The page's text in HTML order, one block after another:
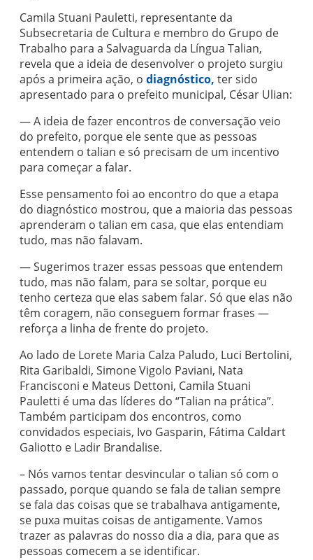
Camila Stuani Pauletti, representante da
Subsecretaria de Cultura e membro do Grupo de
Trabalho para a Salvaguarda da Língua Talian,
revela que a ideia de desenvolver o projeto surgiu
após a primeira ação, o diagnóstico, ter sido
apresentado para o prefeito municipal, César Ulian:
— A ideia de fazer encontros de conversação veio
do prefeito, porque ele sente que as pessoas
entendem o talian e só precisam de um incentivo
para começar a falar.
Esse pensamento foi ao encontro do que a etapa
do diagnóstico mostrou, que a maioria das pessoas
aprenderam o talian em casa, que elas entendiam
tudo, mas não falavam.
— Sugerimos trazer essas pessoas que entendem
tudo, mas não falam, para se soltar, porque eu
tenho certeza que elas sabem falar. Só que elas não
têm coragem, não conseguem formar frases —
reforça a linha de frente do projeto.
Ao lado de Lorete Maria Calza Paludo, Luci Bertolini,
Rita Garibaldi, Simone Vigolo Paviani, Nata
Francisconi e Mateus Dettoni, Camila Stuani
Pauletti é uma das líderes do “Talian na prática”.
Também participam dos encontros, como
convidados especiais, Ivo Gasparin, Fátima Caldart
Galiotto e Ladir Brandalise.
– Nós vamos tentar desvincular o talian só com o
passado, porque quando se fala de talian sempre
se fala das coisas que se trabalhava antigamente,
se puxa muitas coisas de antigamente. Vamos
trazer as palavras do nosso dia a dia, para que as
pessoas comecem a se identificar.